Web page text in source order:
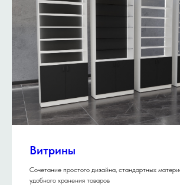
Витрины
Сочетание простого дизайна, стандартных
удобного хранения товаров